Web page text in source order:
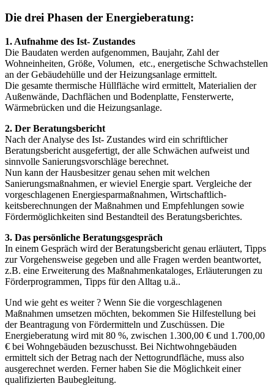
Die drei Phasen der Energieberatung:
1. Aufnahme des Ist- Zustandes
Die Baudaten werden aufgenommen, Baujahr, Zahl der
Wohneinheiten, Größe, Volumen, etc., energetische Schwachstellen
an der Gebäudehülle und der Heizungsanlage ermittelt.
Die gesamte thermische Hüllfläche wird ermittelt, Materialien der
Außenwände, Dachflächen und Bodenplatte, Fensterwerte,
Wärmebrücken und die Heizungsanlage.
2. Der Beratungsbericht
Nach der Analyse des Ist- Zustandes wird ein schriftlicher
Beratungsbericht ausgefertigt, der alle Schwächen aufweist und
sinnvolle Sanierungsvorschläge berechnet.
Nun kann der Hausbesitzer genau sehen mit welchen
Sanierungsmaßnahmen, er wieviel Energie spart. Vergleiche der
vorgeschlagenen Energiesparmaßnahmen, Wirtschaftlich­
keitsberechnungen der Maßnahmen und Empfehlungen sowie
Fördermöglichkeiten sind Bestandteil des Beratungsberichtes.
3. Das persönliche Beratungsgespräch
In einem Gespräch wird der Beratungsbericht genau erläutert, Tipps
zur Vorgehensweise gegeben und alle Fragen werden beantwortet,
z.B. eine Erweiterung des Maßnahmen­kataloges, Erläuterungen zu
Förderprogrammen, Tipps für den Alltag u.ä..
Und wie geht es weiter ? Wenn Sie die vorgeschlagenen
Maßnahmen umsetzen möchten, bekommen Sie Hilfestellung bei
der Beantragung von Fördermitteln und Zuschüssen. Die
Energieberatung wird mit 80 %, zwischen 1.300,00 € und 1.700,00
€ bei Wohngebäuden bezuschusst. Bei Nichtwohngebäuden
ermittelt sich der Betrag nach der Nettogrundfläche, muss also
ausgerechnet werden. Ferner haben Sie die Möglichkeit einer
qualifizierten Baubegleitung.